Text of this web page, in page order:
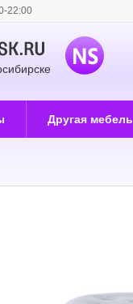
22:00
Другая мебель